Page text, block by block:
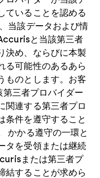
ていることを認める
当該データおよび情
と当該第三者
決め、ならびに本製
る可能性のあるあら
ものとします。お客
三者プロバイダー
関連する第三者プロ
条件を遵守すること
かかる遵守の一環と
タを受領または継続
または第三者プ
結することが求めら